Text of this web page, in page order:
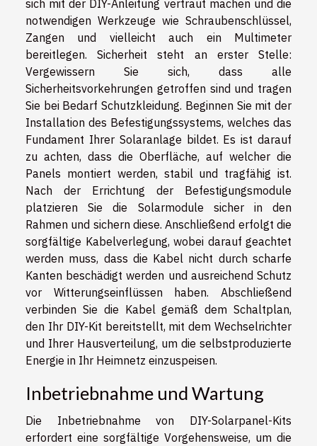
sich mit der DIY-Anleitung vertraut machen und die
notwendigen Werkzeuge wie Schraubenschlüssel,
Zangen und vielleicht auch ein Multimeter
bereitlegen. Sicherheit steht an erster Stelle:
Vergewissern Sie sich, dass alle
Sicherheitsvorkehrungen getroffen sind und tragen
Sie bei Bedarf Schutzkleidung. Beginnen Sie mit der
Installation des Befestigungssystems, welches das
Fundament Ihrer Solaranlage bildet. Es ist darauf
zu achten, dass die Oberfläche, auf welcher die
Panels montiert werden, stabil und tragfähig ist.
Nach der Errichtung der Befestigungsmodule
platzieren Sie die Solarmodule sicher in den
Rahmen und sichern diese. Anschließend erfolgt die
sorgfältige Kabelverlegung, wobei darauf geachtet
werden muss, dass die Kabel nicht durch scharfe
Kanten beschädigt werden und ausreichend Schutz
vor Witterungseinflüssen haben. Abschließend
verbinden Sie die Kabel gemäß dem Schaltplan,
den Ihr DIY-Kit bereitstellt, mit dem Wechselrichter
und Ihrer Hausverteilung, um die selbstproduzierte
Energie in Ihr Heimnetz einzuspeisen.
Inbetriebnahme und Wartung
Die Inbetriebnahme von DIY-Solarpanel-Kits
erfordert eine sorgfältige Vorgehensweise, um die